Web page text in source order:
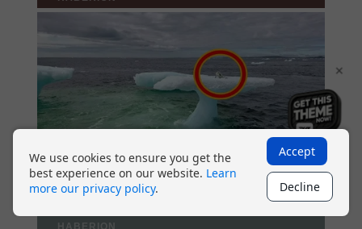
×
We use cookies to ensure you get the
best experience on our website. Learn
more our privacy policy.
Accept
Decline